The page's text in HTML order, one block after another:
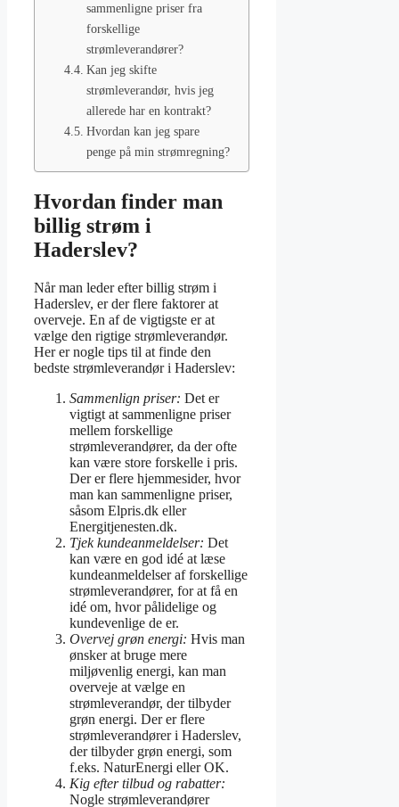
sammenligne priser fra
forskellige
strømleverandører?
Kan jeg skifte
strømleverandør, hvis jeg
allerede har en kontrakt?
Hvordan kan jeg spare
penge på min strømregning?
Hvordan finder man
billig strøm i
Haderslev?
Når man leder efter billig strøm i
Haderslev, er der flere faktorer at
overveje. En af de vigtigste er at
vælge den rigtige strømleverandør.
Her er nogle tips til at finde den
bedste strømleverandør i Haderslev:
Sammenlign priser: Det er
vigtigt at sammenligne priser
mellem forskellige
strømleverandører, da der ofte
kan være store forskelle i pris.
Der er flere hjemmesider, hvor
man kan sammenligne priser,
såsom Elpris.dk eller
Energitjenesten.dk.
Tjek kundeanmeldelser: Det
kan være en god idé at læse
kundeanmeldelser af forskellige
strømleverandører, for at få en
idé om, hvor pålidelige og
kundevenlige de er.
Overvej grøn energi: Hvis man
ønsker at bruge mere
miljøvenlig energi, kan man
overveje at vælge en
strømleverandør, der tilbyder
grøn energi. Der er flere
strømleverandører i Haderslev,
der tilbyder grøn energi, som
f.eks. NaturEnergi eller OK.
Kig efter tilbud og rabatter:
Nogle strømleverandører